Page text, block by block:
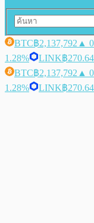
BTC฿2,137,792 ▲
1.28%
LINK฿270.64
BTC฿2,137,792 ▲
1.28%
LINK฿270.64